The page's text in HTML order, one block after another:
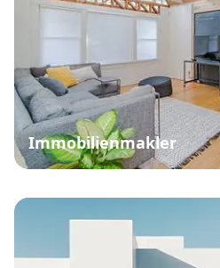
Immobilienmakler